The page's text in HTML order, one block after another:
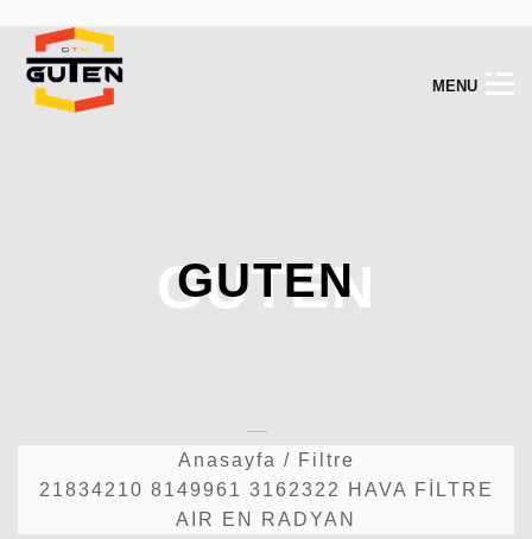
M ENU
GUTEN
GUTEN
Anasayfa / Filtre
21834210 8149961 3162322 HAVA FİLTRE
AIR EN RADYAN